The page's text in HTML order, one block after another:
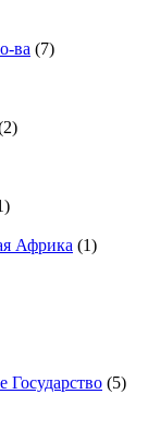
ва (7)
Африка (1)
Государство (5)